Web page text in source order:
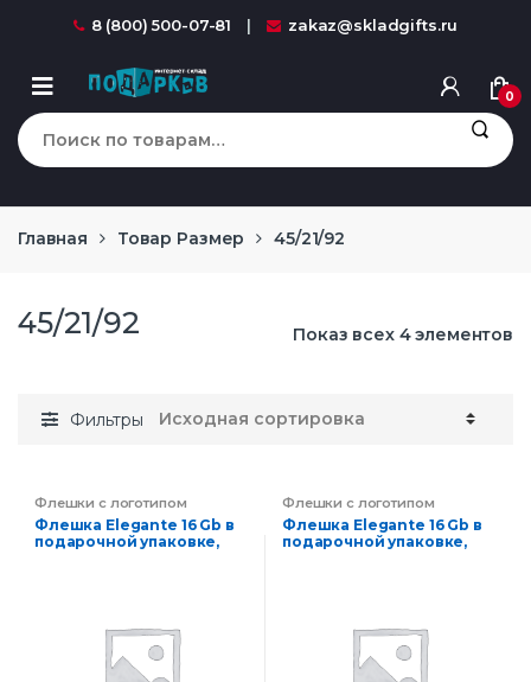
8 (800) 500-07-81 zakaz@skladgifts.ru
0
Искать:
Главная Товар Размер 45/21/92
45/21/92 Показ всех 4 элементов
Фильтры
Флешки с логотипом
компании на заказ
Электроника
Флешка Elegante 16 Gb в
подарочной упаковке,
Флешки с логотипом
компании на заказ
Электроника
Флешка Elegante 16 Gb в
подарочной упаковке,